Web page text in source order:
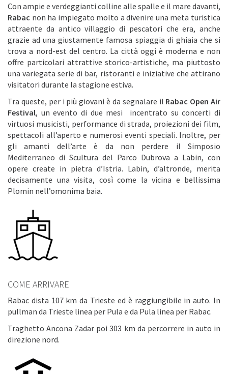
Con ampie e verdeggianti colline alle spalle e il mare davanti,
Rabac non ha impiegato molto a divenire una meta turistica
attraente da antico villaggio di pescatori che era, anche
grazie ad una giustamente famosa spiaggia di ghiaia che si
trova a nord-est del centro. La città oggi è moderna e non
offre particolari attrattive storico-artistiche, ma piuttosto
una variegata serie di bar, ristoranti e iniziative che attirano
visitatori durante la stagione estiva.
Tra queste, per i più giovani è da segnalare il Rabac Open Air
Festival, un evento di due mesi incentrato su concerti di
virtuosi musicisti, performance di strada, proiezioni dei film,
spettacoli all’aperto e numerosi eventi speciali. Inoltre, per
gli amanti dell’arte è da non perdere il Simposio
Mediterraneo di Scultura del Parco Dubrova a Labin, con
opere create in pietra d’Istria. Labin, d’altronde, merita
decisamente una visita, così come la vicina e bellissima
Plomin nell’omonima baia.
COME ARRIVARE
Rabac dista 107 km da Trieste ed è raggiungibile in auto. In
pullman da Trieste linea per Pula e da Pula linea per Rabac.
Traghetto Ancona Zadar poi 303 km da percorrere in auto in
direzione nord.